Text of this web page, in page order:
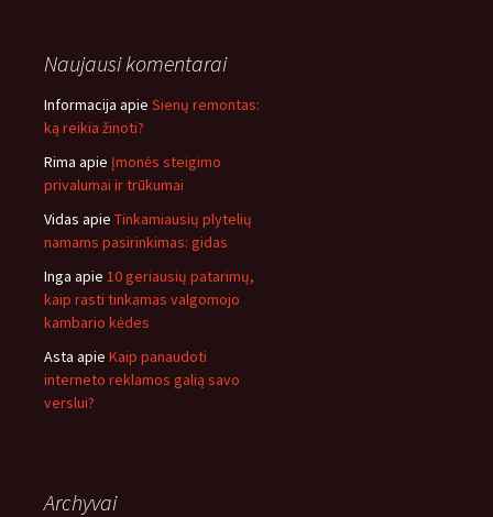
Naujausi komentarai
Informacija apie Sienų remontas:
ką reikia žinoti?
Rima apie Įmonės steigimo
privalumai ir trūkumai
Vidas apie Tinkamiausių plytelių
namams pasirinkimas: gidas
Inga apie 10 geriausių patarimų,
kaip rasti tinkamas valgomojo
kambario kėdes
Asta apie Kaip panaudoti
interneto reklamos galią savo
verslui?
Archyvai